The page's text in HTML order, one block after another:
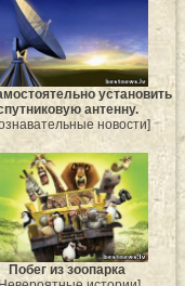
установить
антенну.
новости]
Побег из зоопарка